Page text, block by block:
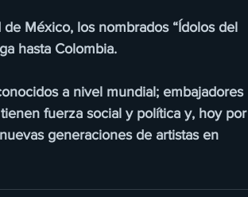
México, los nombrados “Ídolos del
hasta Colombia.
a nivel mundial; embajadores
fuerza social y política y, hoy por
generaciones de artistas en